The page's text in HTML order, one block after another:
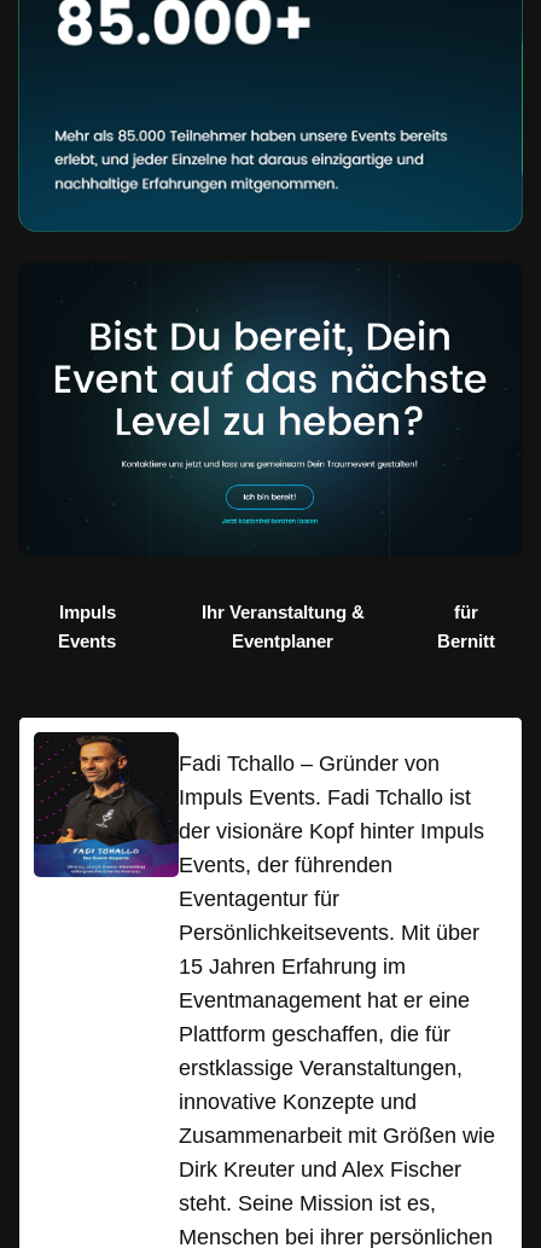
Impuls
Events
Ihr Veranstaltung &
Eventplaner
für
Bernitt
Fadi Tchallo – Gründer von
Impuls Events. Fadi Tchallo ist
der visionäre Kopf hinter Impuls
Events, der führenden
Eventagentur für
Persönlichkeitsevents. Mit über
15 Jahren Erfahrung im
Eventmanagement hat er eine
Plattform geschaffen, die für
erstklassige Veranstaltungen,
innovative Konzepte und
Zusammenarbeit mit Größen wie
Dirk Kreuter und Alex Fischer
steht. Seine Mission ist es,
Menschen bei ihrer persönlichen